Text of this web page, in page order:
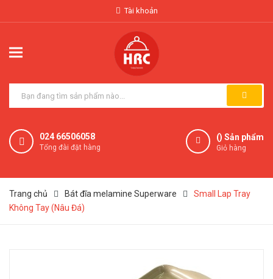
Tài khoản
024 66506058
Tổng đài đặt hàng
() Sản phẩm
Giỏ hàng
Trang chủ Bát đĩa melamine Superware
Small Lap Tray
Không Tay (Nâu Đá)